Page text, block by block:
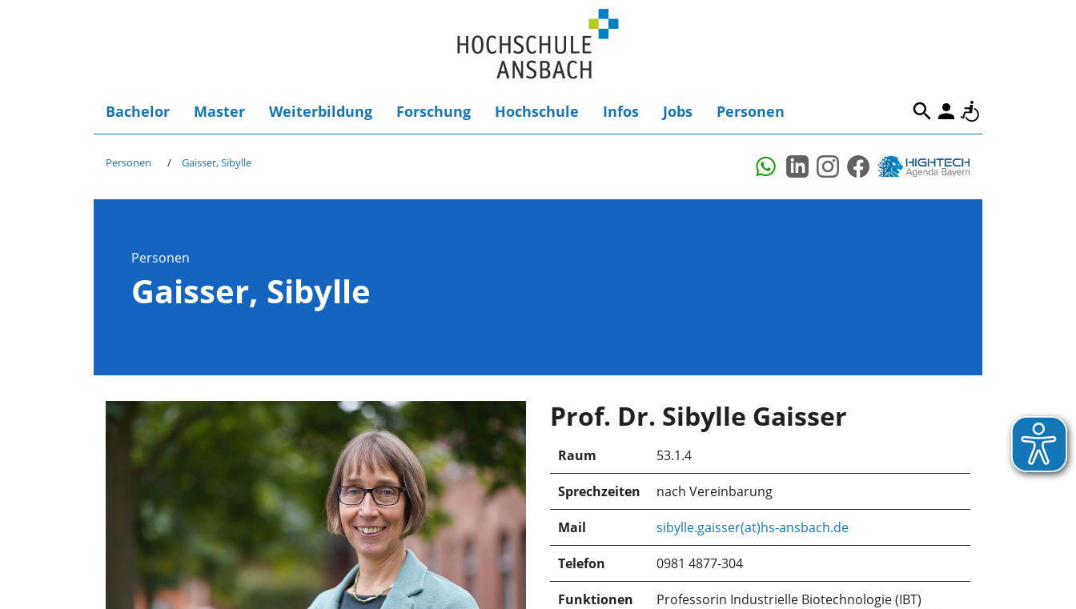
Bachelor Master Weiterbildung Forschung Hochschule Infos Jobs Personen
Personen Gaisser, Sibylle
Personen
Gaisser, Sibylle
Prof. Dr. Sibylle Gaisser
Raum 53.1.4
Sprechzeiten nach Vereinbarung
Mail sibylle.gaisser(at)hs-ansbach.de
Telefon 0981 4877-304
Funktionen
Professorin Industrielle Biotechnologie (IBT)